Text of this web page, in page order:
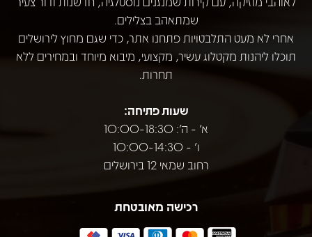
שמתאהב בצלילים.
אחרי לא מעט התלבטויות פתחנו אתר, כדי שגם מחוץ לירושלים
תוכלו ליהנות מקטלוג עשיר, מקצועי, מיבוא מיוחד ובמחירים ללא
תחרות.
שעות פתיחה:
א' - ה': 10:00-18:30
ו' - 10:00-14:30
רחוב שמאי 12 בירושלים
רכישה מאובטחת